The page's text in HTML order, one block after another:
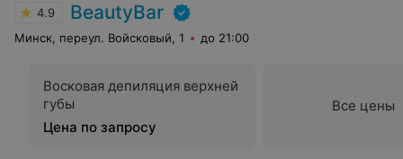
4.9 BeautyBar
Минск, переул. Войсковый, 1 до 21:00
Восковая депиляция верхней
губы
Цена по запросу
Все цены